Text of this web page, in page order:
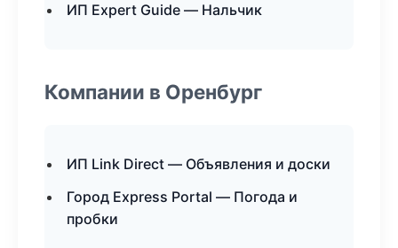
ИП Expert Guide — Нальчик
Компании в Оренбург
ИП Link Direct — Объявления и доски
Город Express Portal — Погода и
пробки